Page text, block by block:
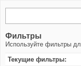
Фильтры
Используйте фильтры
Текущие фильтры: